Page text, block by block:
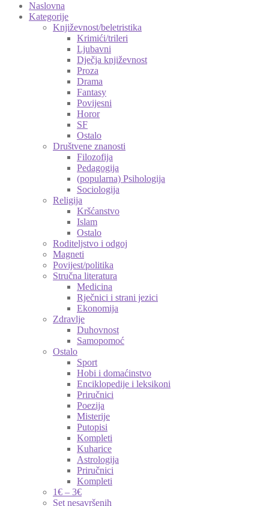
Naslovna
Kategorije
Književnost/beletristika
Krimići/trileri
Ljubavni
Dječja književnost
Proza
Drama
Fantasy
Povijesni
Horor
SF
Ostalo
Društvene znanosti
Filozofija
Pedagogija
(popularna) Psihologija
Sociologija
Religija
Kršćanstvo
Islam
Ostalo
Roditeljstvo i odgoj
Magneti
Povijest/politika
Stručna literatura
Medicina
Rječnici i strani jezici
Ekonomija
Zdravlje
Duhovnost
Samopomoć
Ostalo
Sport
Hobi i domaćinstvo
Enciklopedije i leksikoni
Priručnici
Poezija
Misterije
Putopisi
Kompleti
Kuharice
Astrologija
Priručnici
Kompleti
1€ – 3€
Set nesavršenih